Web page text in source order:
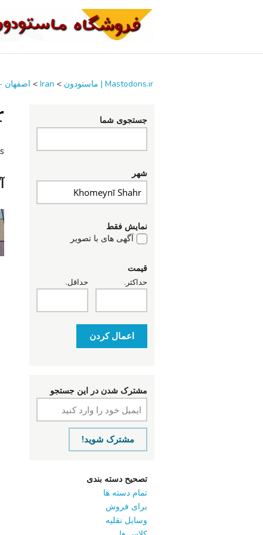
Mastodons.ir | ماستودون >
Iran
> اصفهان
جستجوی شما
شهر
نمایش فقط
آگهی های با تصویر
قیمت
حداقل. حداکثر.
اعمال کردن
مشترک شدن در این جستجو
مشترک شوید!
تصحیح دسته بندی
تمام دسته ها
برای فروش
وسایل نقلیه